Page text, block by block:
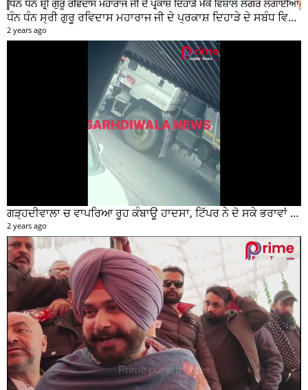
ਧੰਨ ਧੰਨ ਸ੍ਰੀ ਗੁਰੂ ਰਵਿਦਾਸ ਮਹਾਰਾਜ ਜੀ ਦੇ ਪ੍ਰਕਾਸ਼ ਦਿਹਾੜੇ ਦੇ ਸਬੰਧ ਵਿਚ ਮੇਨ ਰੋੜ ਵਿਖੇ ਲਾਗਾਇਆ ਵਿਸ਼ਾਲ ਲੰਗਰ
2 years ago
ਗੜ੍ਹਦੀਵਾਲਾ ਚ ਵਾਪਰਿਆ ਰੂਹ ਕੰਬਾਊ ਹਾਦਸਾ, ਟਿੱਪਰ ਨੇ ਦੋ ਸਕੇ ਭਰਾਵਾਂ ਨੂੰ ਕੁਚਲਿਆ, ਸੀਸੀਟੀਵੀ ਫੁਟੇਜ ਵੀ ਆਈ ਸਾਹਮਣੇ
2 years ago